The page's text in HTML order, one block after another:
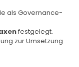
als Governance-
festgelegt.
zur Umsetzung